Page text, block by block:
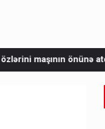
atdılar — VİDEO